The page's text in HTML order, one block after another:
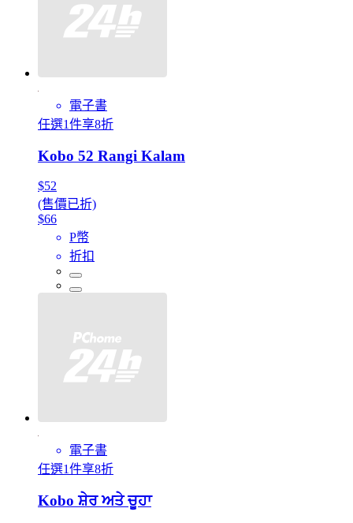
電子書
任選1件享8折
Kobo 52 Rangi Kalam
$52
(售價已折)
$66
P幣
折扣
電子書
任選1件享8折
Kobo ਸ਼ੇਰ ਅਤੇ ਚੂਹਾ